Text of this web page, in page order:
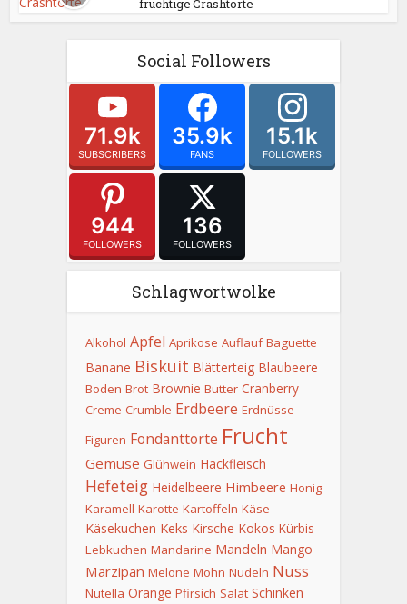
fruchtige Crashtorte
Social Followers
71.9k
SUBSCRIBERS
35.9k
FANS
15.1k
FOLLOWERS
944
FOLLOWERS
136
FOLLOWERS
Schlagwortwolke
Alkohol Apfel Aprikose Auflauf Baguette
Banane Biskuit Blätterteig Blaubeere
Boden Brot Brownie Butter Cranberry
Creme Crumble Erdbeere Erdnüsse
Figuren Fondanttorte Frucht
Gemüse Glühwein Hackfleisch
Hefeteig Heidelbeere Himbeere Honig
Karamell Karotte Kartoffeln Käse
Käsekuchen Keks Kirsche Kokos Kürbis
Lebkuchen Mandarine Mandeln Mango
Marzipan Melone Mohn Nudeln Nuss
Nutella Orange Pfirsich Salat Schinken